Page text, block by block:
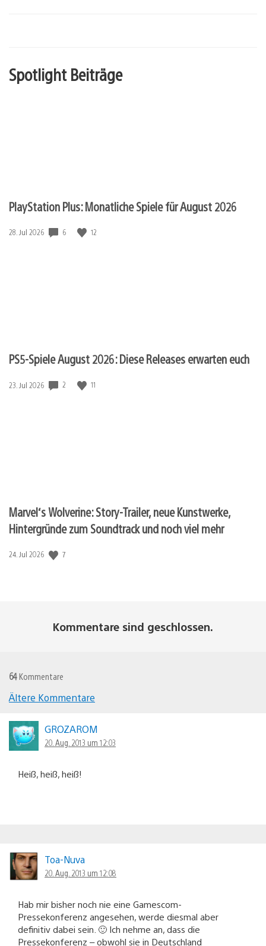
Spotlight Beiträge
PlayStation Plus: Monatliche Spiele für August 2026
Veröffentlichungsdatum:
28. Jul 2026 6 12
PS5-Spiele August 2026: Diese Releases erwarten euch
Veröffentlichungsdatum:
23. Jul 2026 2 11
Marvel‘s Wolverine: Story-Trailer, neue Kunstwerke,
Hintergründe zum Soundtrack und noch viel mehr
Veröffentlichungsdatum:
24. Jul 2026 7
Kommentare sind geschlossen.
64 Kommentare
Navigation
Ältere Kommentare
GROZAROM
20. Aug. 2013 um 12:03
Heiß, heiß, heiß!
Toa-Nuva
20. Aug. 2013 um 12:08
Hab mir bisher noch nie eine Gamescom-
Pressekonferenz angesehen, werde diesmal aber
definitiv dabei sein. 🙂 Ich nehme an, dass die
Pressekonferenz – obwohl sie in Deutschland